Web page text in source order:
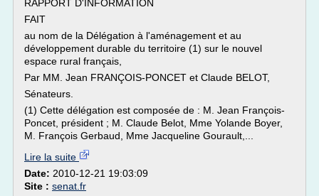
RAPPORT D'INFORMATION
FAIT
au nom de la Délégation à l'aménagement et au
développement durable du territoire (1) sur le nouvel
espace rural français,
Par MM. Jean FRANÇOIS-PONCET et Claude BELOT,
Sénateurs.
(1) Cette délégation est composée de : M. Jean François-
Poncet, président ; M. Claude Belot, Mme Yolande Boyer,
M. François Gerbaud, Mme Jacqueline Gourault,...
Lire la suite
Date: 2010-12-21 19:03:09
Site : senat.fr